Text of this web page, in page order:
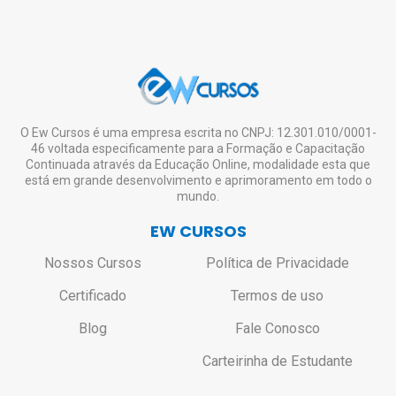
vontade, mesmo não tendo interesse em
solicitar o certificado de todos ou de nenhum.
Não haverá bloqueio ou restrição de
acesso aos alunos que não solicitarem o
certificado.
em contato pelo e-mail:
contato@ewcursos.com.br, para verificar o
O Ew Cursos é uma empresa escrita no CNPJ: 12.301.010/0001-
46 voltada especificamente para a Formação e Capacitação
Continuada através da Educação Online, modalidade esta que
está em grande desenvolvimento e aprimoramento em todo o
mundo.
EW CURSOS
Nossos Cursos
Certificado
Blog
Política de Privacidade
Termos de uso
Fale Conosco
Carteirinha de Estudante